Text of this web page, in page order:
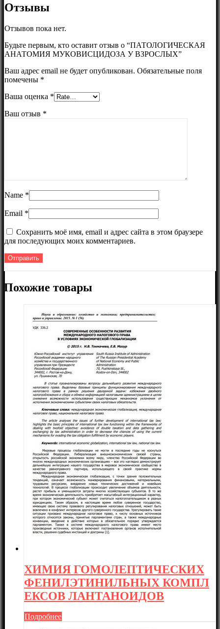
Отзывы
Отзывов пока нет.
Будьте первым, кто оставит отзыв о “ПАТОЛОГИЧЕСКАЯ
АНАТОМИЯ МУКОВИСЦИДОЗА У ВЗРОСЛЫХ”
Ваш адрес email не будет опубликован. Обязательные поля
помечены *
Ваша оценка *
Ваш отзыв *
Name *
Email *
Сохранить моё имя, email и адрес сайта в этом браузере
для последующих моих комментариев.
Похожие товары
ХИМИЯ ГОМОЛЕПТИЧЕСКИХ
ФЕНИЛЭТИНИЛЬНЫХ КОМПЛ
ЕКСОВ ЛАНТАНОИДОВ
Подробнее